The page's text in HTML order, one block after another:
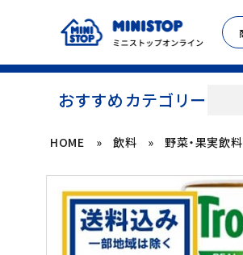
おすすめカテゴリー
ACCOUNT MENU
ログイン person 新規登録
HOME » 飲料 » 野菜・果実飲料